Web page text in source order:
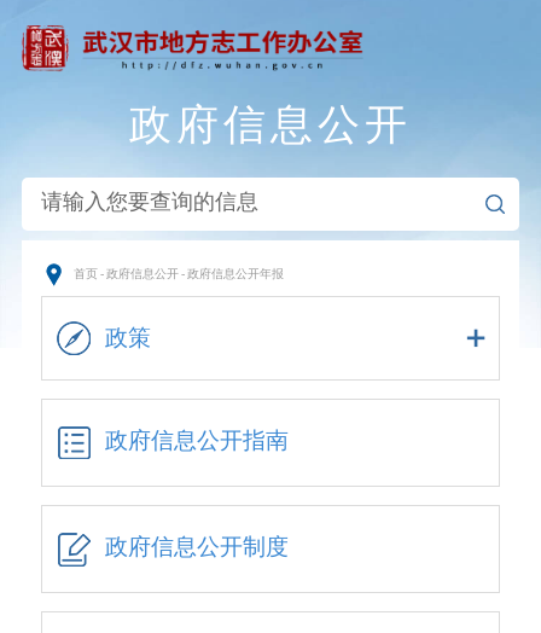
政府信息公开
首页 - 政府信息公开 - 政府信息公开年报
政策
政府信息公开指南
政府信息公开制度